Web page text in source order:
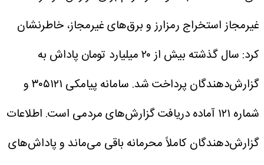
غیرمجاز استخراج رمزارز و برق‌های غیرمجاز، خاطرنشان
کرد: سال گذشته بیش از ۲۰ میلیارد تومان پاداش به
گزارش‌دهندگان پرداخت شد.
سامانه پیامکی ۳۰۵۱۲۱ و
شماره ۱۲۱ آماده دریافت گزارش‌های مردمی است. اطلاعات
گزارش‌دهندگان کاملاً محرمانه باقی می‌ماند و پاداش‌های